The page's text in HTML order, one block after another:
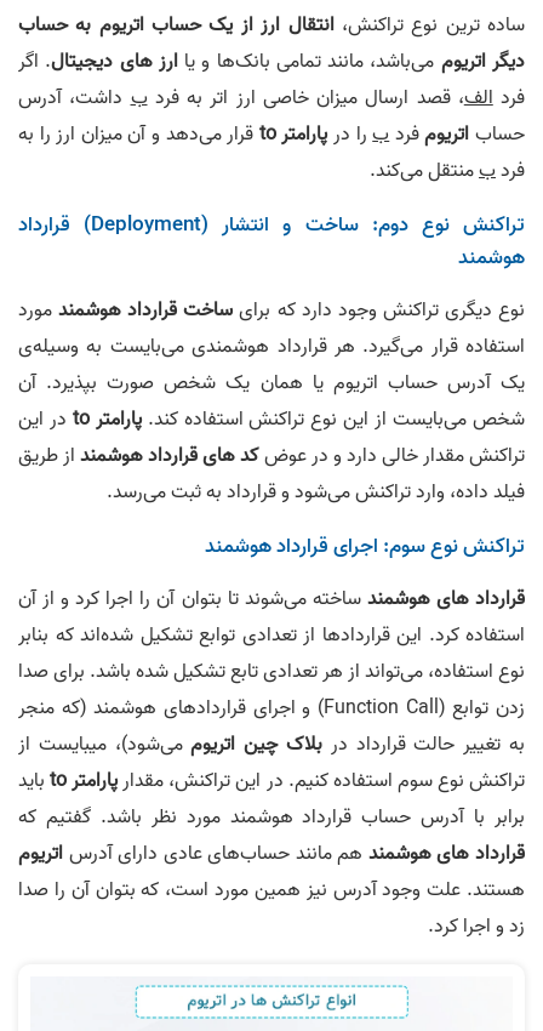
ساده ترین نوع تراکنش،انتقال ارز از یک حساب اتریوم به حساب
دیگر اتریوم می‌باشد، مانند تمامی بانک‌ها و یاارز های دیجیتال. اگر
فردالف، قصد ارسال میزان خاصی ارز اتر به فردبداشت، آدرس
حساباتریومفردبرا در پارامتر to
قرار می‌دهد و آن میزان ارز را به
فردبمنتقل می‌کند.
تراکنش نوع دوم: ساخت و انتشار (Deployment) قرارداد
هوشمند
نوع دیگری تراکنش وجود دارد که برایساخت قرارداد هوشمندمورد
استفاده قرار می‌گیرد. هر قرارداد هوشمندی می‌بایست به وسیله‌ی
یک آدرس حساب اتریوم یا همان یک شخص صورت بپذیرد. آن
شخص می‌بایست از این نوع تراکنش استفاده کند.پارامتر to
در این
تراکنش مقدار خالی دارد و در عوضکد های قرارداد هوشمنداز طریق
فیلد داده، وارد تراکنش می‌شود و قرارداد به ثبت می‌رسد.
تراکنش نوع سوم: اجرای قرارداد هوشمند
قرارداد های هوشمندساخته می‌شوند تا بتوان آن را اجرا کرد و از آن
استفاده کرد. این قراردادها از تعدادی توابع تشکیل شده‌اند که بنابر
نوع استفاده، می‌تواند از هر تعدادی تابع تشکیل شده باشد. برای صدا
زدن توابع (Function Call) و اجرای قرارداد‌های هوشمند (که منجر
به تغییر حالت قرارداد در بلاک چین اتریوممی‌شود)، میبایست از
تراکنش نوع سوم استفاده کنیم. در این تراکنش، مقدارپارامتر to
باید
برابر با آدرس حساب قرارداد هوشمند مورد نظر باشد. گفتیم که
قرارداد های هوشمند هم مانند حساب‌های عادی دارای آدرساتریوم
هستند. علت وجود آدرس نیز همین مورد است، که بتوان آن را صدا
زد و اجرا کرد.